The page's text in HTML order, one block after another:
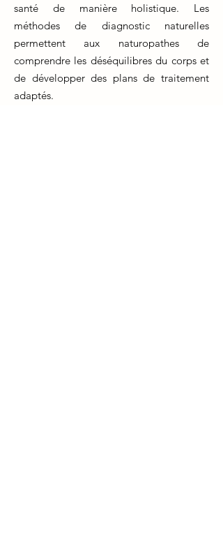
santé de manière holistique. Les
méthodes de diagnostic naturelles
permettent aux naturopathes de
comprendre les déséquilibres du corps et
de développer des plans de traitement
adaptés.